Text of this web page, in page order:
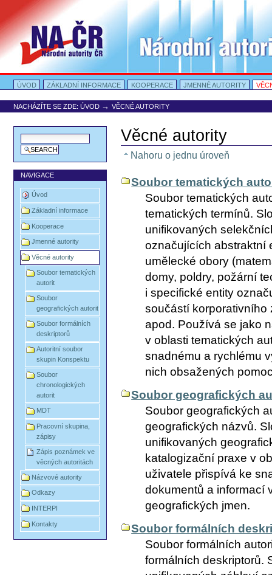
obsah
|
Přejít
na
navigaci
Portal Autority
Oddíly
ÚVOD
ZÁKLADNÍ INFORMACE KOOPERACE JMENNÉ AUTORITY
NACHÁZÍTE SE ZDE: ÚVOD →VĚCNÉ AUTORITY
NAVIGACE
Úvod
Základní informace
Kooperace
Jmenné autority
Věcné autority
Soubor tematických
autorit
Soubor
geografických autorit
Soubor formálních
deskriptorů
Autoritní soubor
skupin Konspektu
Soubor
chronologických
autorit
MDT
Pracovní skupina,
zápisy
Zápis poznámek ve
věcných autoritách
Názvové autority
Odkazy
INTERPI
Kontakty
Věcné autority
Nahoru o jednu úroveň
Soubor tematických
Soubor tematických
tematických termínů.
unifikovaných
označujících abstraktní
umělecké obory
domy, poldry, požární
i specifické entity
součástí korporativního
apod. Používá se jako
v oblasti tematických
snadnému a rychlému
nich obsažených
Soubor geografických
Soubor geografických
geografických názvů.
unifikovaných
katalogizační praxe v
uživatele přispívá ke
dokumentů a informací
geografických jmen.
Soubor formálních
Soubor formálních
formálních deskriptorů.